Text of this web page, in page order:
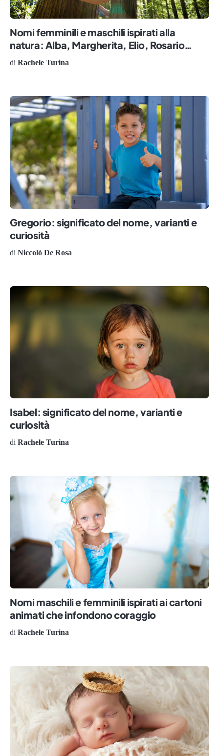
Nomi femminili e maschili ispirati alla
natura: Alba, Margherita, Elio, Rosario…
di Rachele Turina
Gregorio: significato del nome, varianti e
curiosità
di Niccolò De Rosa
Isabel: significato del nome, varianti e
curiosità
di Rachele Turina
Nomi maschili e femminili ispirati ai cartoni
animati che infondono coraggio
di Rachele Turina